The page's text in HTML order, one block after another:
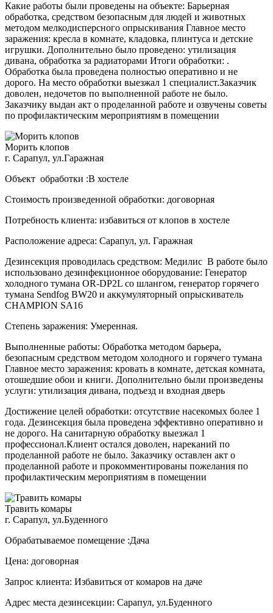
Какие работы были проведены на объекте: Барьерная
обработка, средством безопасным для людей и животных
методом мелкодисперсного опрыскивания Главное место
заражения: кресла в комнате, кладовка, плинтуса и детские
игрушки. Дополнительно было проведено: утилизация
дивана, обработка за радиаторами Итоги обработки: .
Обработка была проведена полностью оперативно и не
дорого. На место обработки выезжал 1 специалист.Заказчик
доволен, недочетов по выполненной работе не было.
Заказчику выдан акт о проделанной работе и озвучены советы
по профилактическим мероприятиям в помещении
Морить клопов
г. Сарапул, ул.Гаражная
Объект обработки :В хостеле
Стоимость произведенной обработки: договорная
Потребность клиента: избавиться от клопов в хостеле
Расположение адреса: Сарапул, ул. Гаражная
Дезинсекция проводилась средством: Медилис В работе было
использовано дезинфекционное оборудование: Генератор
холодного тумана OR-DP2L со шлангом, генератор горячего
тумана Sendfog BW20 и аккумуляторный опрыскиватель
CHAMPION SA16
Степень заражения: Умеренная.
Выполненные работы: Обработка методом барьера,
безопасным средством методом холодного и горячего тумана
Главное место заражения: кровать в комнате, детская комната,
отошедшие обои и книги. Дополнительно были произведены
услуги: утилизация дивана, подъезд и входная дверь
Достижение целей обработки: отсутствие насекомых более 1
года. Дезинсекция была проведена эффективно оперативно и
не дорого. На санитарную обработку выезжал 1
профессионал.Клиент остался доволен, нареканий по
проделанной работе не было. Заказчику оставлен акт о
проделанной работе и прокомментированы пожелания по
профилактическим мероприятиям в помещении
Травить комары
г. Сарапул, ул.Буденного
Обрабатываемое помещение :Дача
Цена: договорная
Запрос клиента: Избавиться от комаров на даче
Адрес места дезинсекции: Сарапул, ул.Буденного